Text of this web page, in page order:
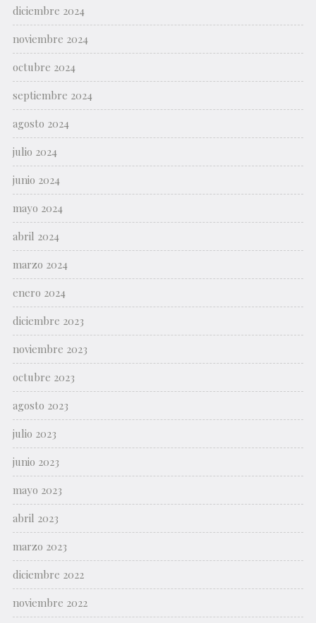
diciembre 2024
noviembre 2024
octubre 2024
septiembre 2024
agosto 2024
julio 2024
junio 2024
mayo 2024
abril 2024
marzo 2024
enero 2024
diciembre 2023
noviembre 2023
octubre 2023
agosto 2023
julio 2023
junio 2023
mayo 2023
abril 2023
marzo 2023
diciembre 2022
noviembre 2022